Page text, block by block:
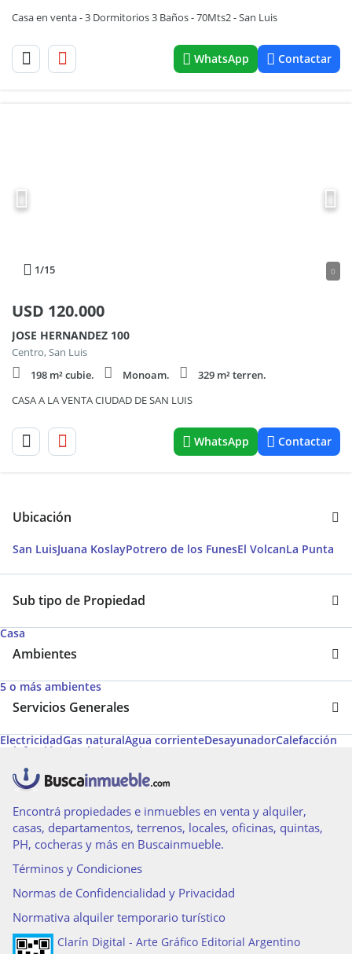
Casa en venta - 3 Dormitorios 3 Baños - 70Mts2 - San Luis
WhatsApp Contactar
1/15 0
USD 120.000
JOSE HERNANDEZ 100
Centro, San Luis
198 m² cubie.
Monoam.
329 m² terren.
CASA A LA VENTA CIUDAD DE SAN LUIS
WhatsApp Contactar
Ubicación
San LuisJuana KoslayPotrero de los FunesEl VolcanLa Punta
Sub tipo de Propiedad
Casa
Ambientes
5 o más ambientes
Servicios Generales
ElectricidadGas naturalAgua corrienteDesayunadorCalefacción
Calefacción tiro balanceado
Encontrá propiedades e inmuebles en venta y alquiler,
casas, departamentos, terrenos, locales, oficinas, quintas,
PH, cocheras y más en Buscainmueble.
Términos y Condiciones
Normas de Confidencialidad y Privacidad
Normativa alquiler temporario turístico
Clarín Digital - Arte Gráfico Editorial Argentino